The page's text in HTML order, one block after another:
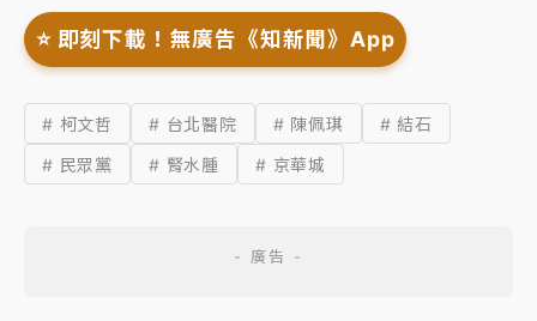
⭐️ 即刻下載！無廣告《知新聞》App
# 柯文哲 # 台北醫院 # 陳佩琪
# 結石
# 民眾黨
# 腎水腫 # 京華城